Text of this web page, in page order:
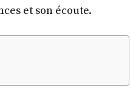
et son écoute.